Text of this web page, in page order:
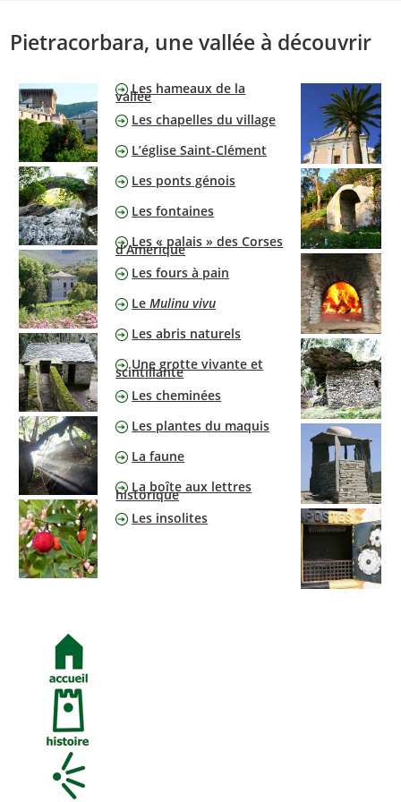
content
Pietracorbara, une vallée à découvrir
Les hameaux de la
vallée
Les chapelles du village
L’église Saint-Clément
Les ponts génois
Les fontaines
Les « palais » des Corses
d’Amérique
Les fours à pain
LeMulinu vivu
Les abris naturels
Une grotte vivante et
scintillante
Les cheminées
Les plantes du maquis
La faune
La boîte aux lettres
historique
Les insolites